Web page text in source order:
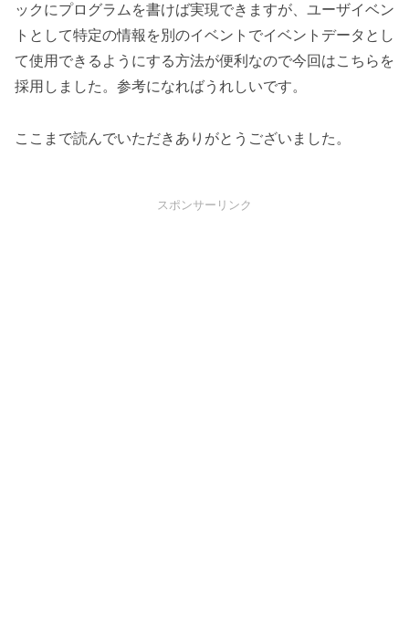
ックにプログラムを書けば実現できますが、ユーザイベン
トとして特定の情報を別のイベントでイベントデータとし
て使用できるようにする方法が便利なので今回はこちらを
採用しました。参考になればうれしいです。
ここまで読んでいただきありがとうございました。
スポンサーリンク